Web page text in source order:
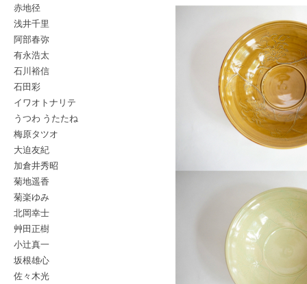
赤地径
浅井千里
阿部春弥
有永浩太
石川裕信
石田彩
イワオトナリテ
うつわ うたたね
梅原タツオ
大迫友紀
加倉井秀昭
菊地遥香
菊楽ゆみ
北岡幸士
艸田正樹
小辻真一
坂根雄心
佐々木光